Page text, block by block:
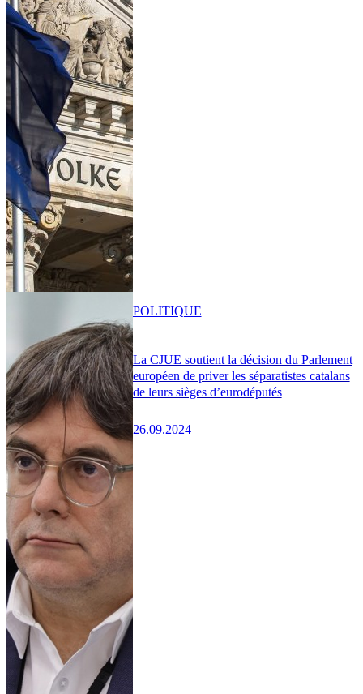
La CJUE soutient la décision du Parlement
européen de priver les séparatistes catalans
de leurs sièges d’eurodéputés
26.09.2024
POLITIQUE